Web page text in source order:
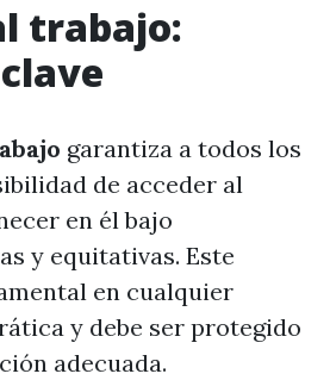
trabajo:
garantiza a todos los
de acceder al
en él bajo
y equitativas. Este
en cualquier
y debe ser protegido
adecuada.